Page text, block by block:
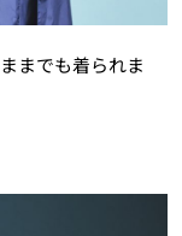
までも着られま